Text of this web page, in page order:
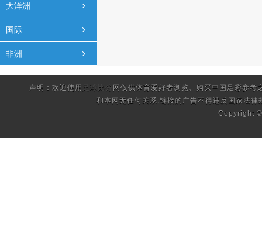
大洋洲
国际
非洲
声明：欢迎使用 足球比分 网仅供体育爱好者浏览、购买中国足彩参
和本网无任何关系.链接的广告不得违反国家法律
Copyright